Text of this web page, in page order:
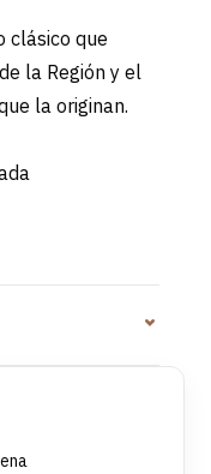
clásico que
la Región y el
la originan.